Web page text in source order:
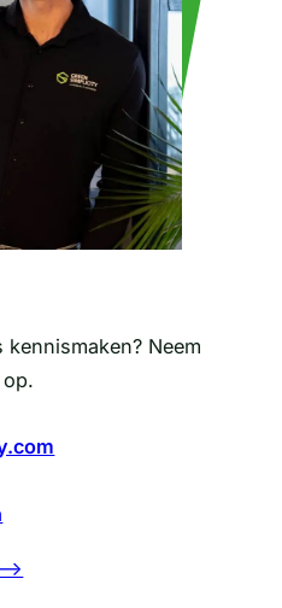
kennismaken? Neem